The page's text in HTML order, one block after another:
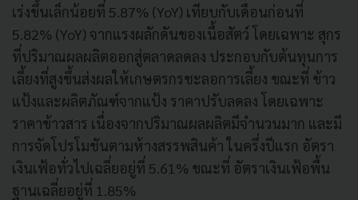
เร่งขึ้นเล็กน้อยที่ 5.87% (YoY) เทียบกับเดือนก่อนที่
5.82% (YoY) จากแรงผลักดันของเนื้อสัตว์ โดยเฉพาะ สุกร
ที่ปริมาณผลผลิตออกสู่ตลาดลดลง ประกอบกับต้นทุนการ
เลี้ยงที่สูงขึ้นส่งผลให้เกษตรกรชะลอการเลี้ยง ขณะที่ ข้าว
แป้งและผลิตภัณฑ์จากแป้ง ราคาปรับลดลง โดยเฉพาะ
ราคาข้าวสาร เนื่องจากปริมาณผลผลิตมีจำนวนมาก และมี
การจัดโปรโมชันตามห้างสรรพสินค้า ในครึ่งปีแรก อัตรา
เงินเฟ้อทั่วไปเฉลี่ยอยู่ที่ 5.61% ขณะที่ อัตราเงินเฟ้อพื้น
ฐานเฉลี่ยอยู่ที่ 1.85%